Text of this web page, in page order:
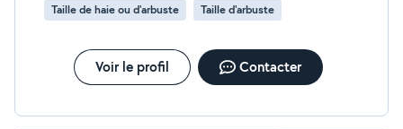
Taille de haie ou d'arbuste Taille d'arbuste
Voir le profil Contacter